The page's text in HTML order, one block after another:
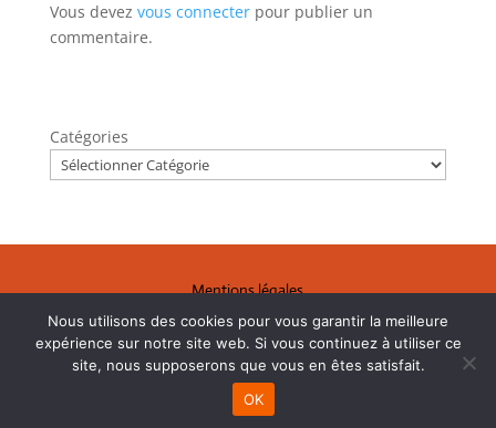
Vous devez vous connecterpour publier un
commentaire.
Catégories
Mentions légales
CGV
Politique de confidentialité
Création de site internet à Montauban
Nous utilisons des cookies pour vous garantir la meilleure
expérience sur notre site web. Si vous continuez à utiliser ce
site, nous supposerons que vous en êtes satisfait.
OK